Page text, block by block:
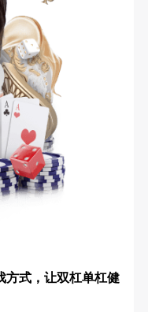
方式，让双杠单杠健